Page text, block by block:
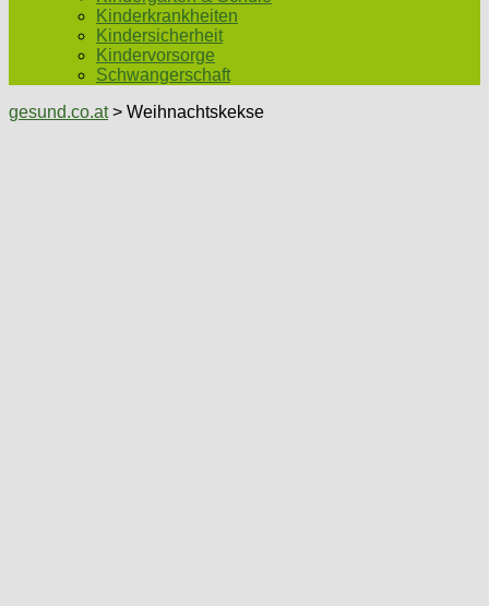
Kinderkrankheiten
Kindersicherheit
Kindervorsorge
Schwangerschaft
gesund.co.at> Weihnachtskekse